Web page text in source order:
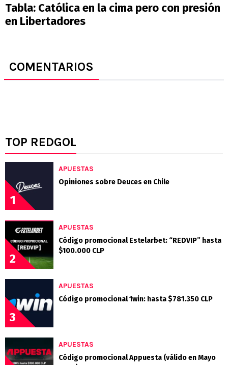
Tabla: Católica en la cima pero con presión
en Libertadores
COMENTARIOS
TOP REDGOL
1
APUESTAS
Opiniones sobre Deuces en Chile
2
APUESTAS
Código promocional Estelarbet: “REDVIP” hasta
$100.000 CLP
3
APUESTAS
Código promocional 1win: hasta $781.350 CLP
APUESTAS
Código promocional Appuesta (válido en Mayo